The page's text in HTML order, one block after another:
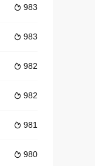
 983
 983
 982
 982
 981
 980